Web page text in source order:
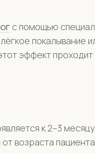
с помощью
покалывание
эффект
к 2–3
возраста